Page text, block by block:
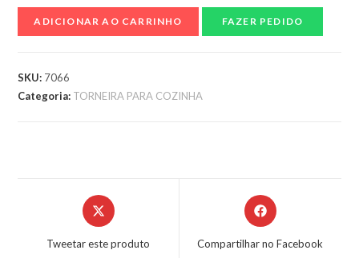
ADICIONAR AO CARRINHO FAZER PEDIDO
SKU: 7066
Categoria: TORNEIRA PARA COZINHA
Tweetar este produto Compartilhar no Facebook